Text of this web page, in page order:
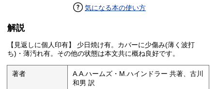
気になる本の使い方
解説
【見返しに個人印有】 少日焼け有。カバーに少傷み(薄く波打
ち)・薄汚れ有。その他の状態は本文共に概ね良好です。
著者
A.A.ハームズ・M.ハインドラー 共著、古川
和男 訳